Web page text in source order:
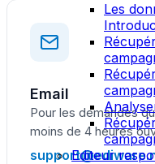
Les
Editeur
Email
Pour les demandes
moins de 4 heures